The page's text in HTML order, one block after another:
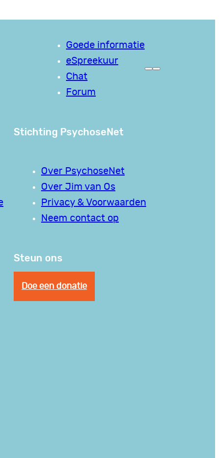
Goede informatie
eSpreekuur
Chat
Forum
Stichting PsychoseNet
Over PsychoseNet
Over Jim van Os
Privacy & Voorwaarden
Neem contact op
Steun ons
Doe een donatie